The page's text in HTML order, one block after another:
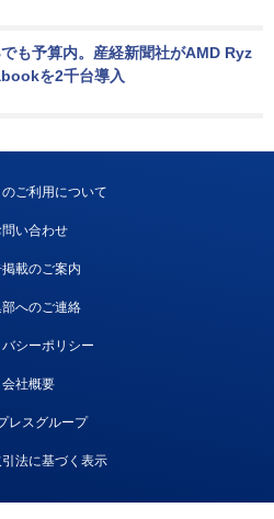
も予算内。産経新聞社がAMD Ryz
を2千台導入
ご利用について
問い合わせ
掲載のご案内
へのご連絡
シーポリシー
会社概要
レスグループ
法に基づく表示